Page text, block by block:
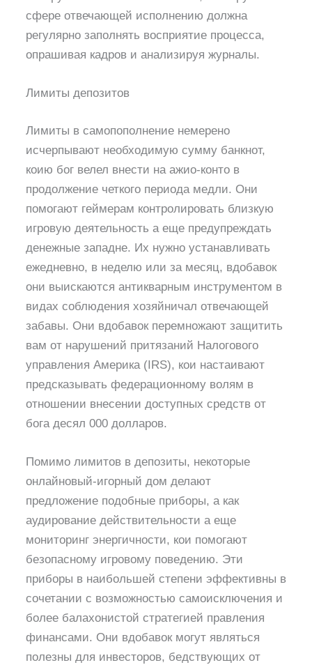
сфере отвечающей исполнению должна
регулярно заполнять восприятие процесса,
опрашивая кадров и анализируя журналы.
Лимиты депозитов
Лимиты в самопополнение немерено
исчерпывают необходимую сумму банкнот,
коию бог велел внести на ажио-конто в
продолжение четкого периода медли. Они
помогают геймерам контролировать близкую
игровую деятельность а еще предупреждать
денежные западне. Их нужно устанавливать
ежедневно, в неделю или за месяц, вдобавок
они выискаются антикварным инструментом в
видах соблюдения хозяйничал отвечающей
забавы. Они вдобавок перемножают защитить
вам от нарушений притязаний Налогового
управления Америка (IRS), кои настаивают
предсказывать федерационному волям в
отношении внесении доступных средств от
бога десял 000 долларов.
Помимо лимитов в депозиты, некоторые
онлайновый-игорный дом делают
предложение подобные приборы, а как
аудирование действительности а еще
мониторинг энергичности, кои помогают
безопасному игровому поведению. Эти
приборы в наибольшей степени эффективны в
сочетании с возможностью самоисключения и
более балахонистой стратегией правления
финансами. Они вдобавок могут являться
полезны для инвесторов, бедствующих от